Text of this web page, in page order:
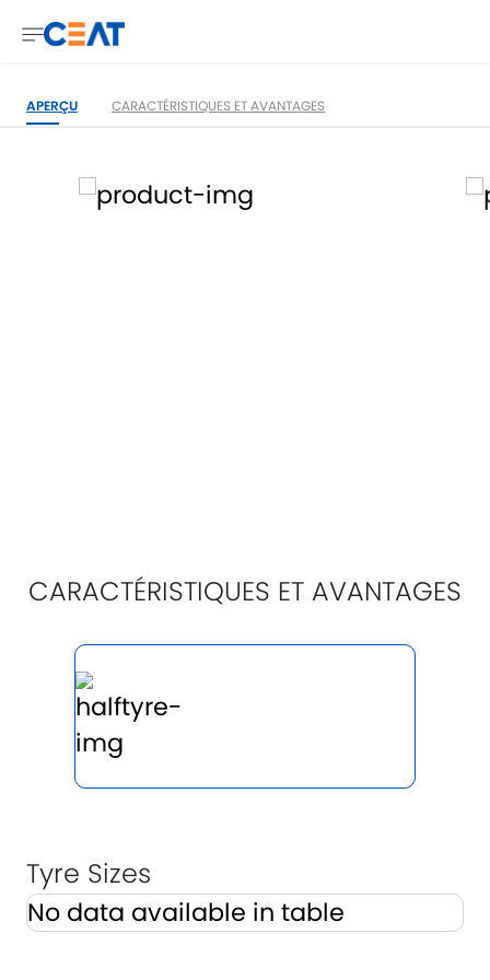
APERÇU CARACTÉRISTIQUES ET AVANTAGES
CARACTÉRISTIQUES ET AVANTAGES
Tyre Sizes
No data available in table